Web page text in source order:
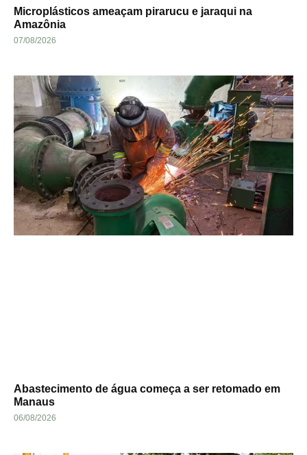
Microplásticos ameaçam pirarucu e jaraqui na
Amazônia
07/08/2026
Abastecimento de água começa a ser retomado em
Manaus
06/08/2026